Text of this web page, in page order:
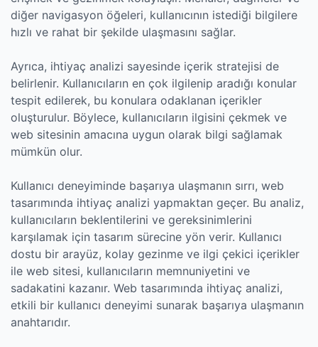
diğer navigasyon öğeleri, kullanıcının istediği bilgilere
hızlı ve rahat bir şekilde ulaşmasını sağlar.
Ayrıca, ihtiyaç analizi sayesinde içerik stratejisi de
belirlenir. Kullanıcıların en çok ilgilenip aradığı konular
tespit edilerek, bu konulara odaklanan içerikler
oluşturulur. Böylece, kullanıcıların ilgisini çekmek ve
web sitesinin amacına uygun olarak bilgi sağlamak
mümkün olur.
Kullanıcı deneyiminde başarıya ulaşmanın sırrı, web
tasarımında ihtiyaç analizi yapmaktan geçer. Bu analiz,
kullanıcıların beklentilerini ve gereksinimlerini
karşılamak için tasarım sürecine yön verir. Kullanıcı
dostu bir arayüz, kolay gezinme ve ilgi çekici içerikler
ile web sitesi, kullanıcıların memnuniyetini ve
sadakatini kazanır. Web tasarımında ihtiyaç analizi,
etkili bir kullanıcı deneyimi sunarak başarıya ulaşmanın
anahtarıdır.